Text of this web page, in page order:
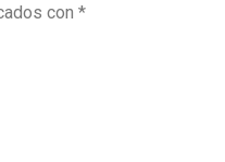
con *